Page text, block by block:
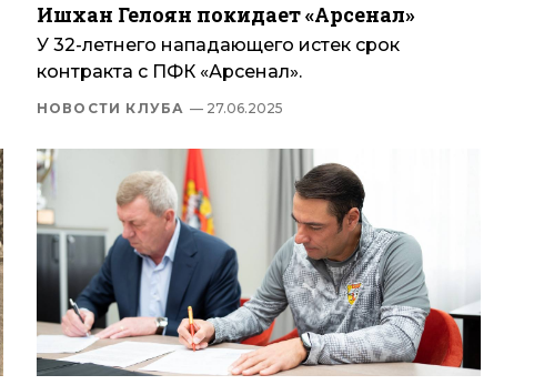
Ишхан Гелоян покидает «Арсенал»
У 32-летнего нападающего истек срок
контракта с ПФК «Арсенал».
НОВОСТИ КЛУБА — 27.06.2025